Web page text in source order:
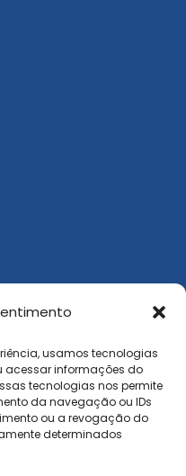
usamos tecnologias
acessar informações do
tecnologias nos permite
da navegação ou IDs
ou a revogação do
determinados